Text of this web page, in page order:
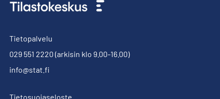
Tietopalvelu
029 551 2220 (arkisin klo 9.00-16.00)
info@stat.fi
Tietosuojaseloste